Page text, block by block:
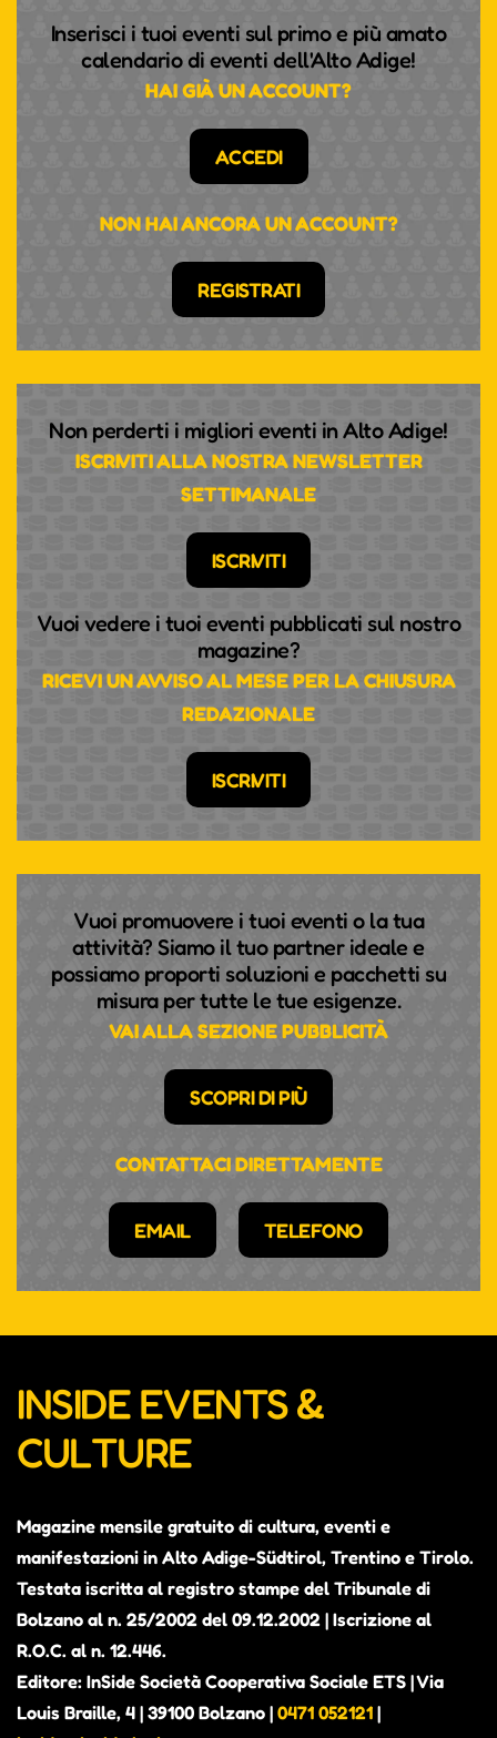
Inserisci i tuoi eventi sul primo e più amato
calendario di eventi dell'Alto Adige!
HAI GIÀ UN ACCOUNT?
ACCEDI
NON HAI ANCORA UN ACCOUNT?
REGISTRATI
Non perderti i migliori eventi in Alto Adige!
ISCRIVITI ALLA NOSTRA NEWSLETTER
SETTIMANALE
ISCRIVITI
Vuoi vedere i tuoi eventi pubblicati sul nostro
magazine?
RICEVI UN AVVISO AL MESE PER LA CHIUSURA
REDAZIONALE
ISCRIVITI
Vuoi promuovere i tuoi eventi o la tua
attività? Siamo il tuo partner ideale e
possiamo proporti soluzioni e pacchetti su
misura per tutte le tue esigenze.
VAI ALLA SEZIONE PUBBLICITÀ
SCOPRI DI PIÙ
CONTATTACI DIRETTAMENTE
EMAIL TELEFONO
INSIDE EVENTS &
CULTURE
Magazine mensile gratuito di cultura, eventi e
manifestazioni in Alto Adige-Südtirol, Trentino e Tirolo.
Testata iscritta al registro stampe del Tribunale di
Bolzano al n. 25/2002 del 09.12.2002 | Iscrizione al
R.O.C. al n. 12.446.
Editore: InSide Società Cooperativa Sociale ETS | Via
Louis Braille, 4 | 39100 Bolzano | 0471 052121 |